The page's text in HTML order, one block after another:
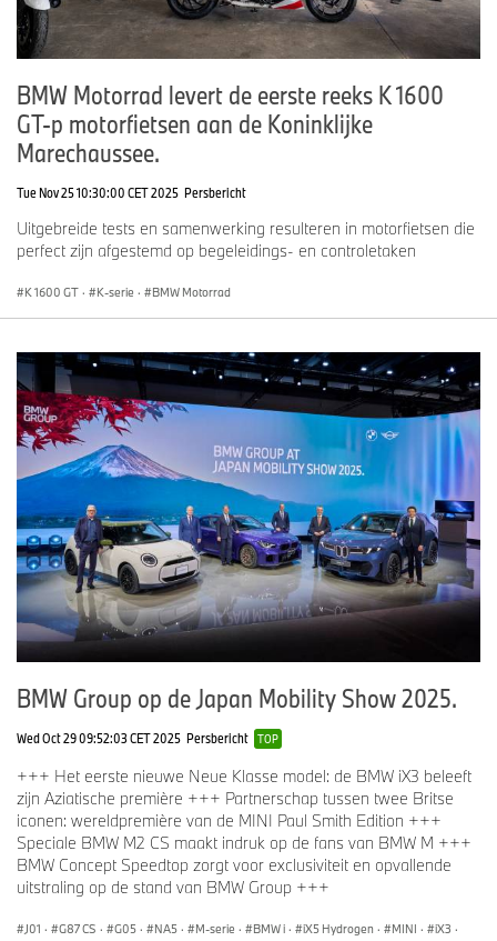
BMW Motorrad levert de eerste reeks K 1600
GT-p motorfietsen aan de Koninklijke
Marechaussee.
Tue Nov 25 10:30:00 CET 2025 Persbericht
Uitgebreide tests en samenwerking resulteren in motorfietsen die
perfect zijn afgestemd op begeleidings- en controletaken
K 1600 GT · K-serie · BMW Motorrad
BMW Group op de Japan Mobility Show 2025.
Wed Oct 29 09:52:03 CET 2025 Persbericht TOP
+++ Het eerste nieuwe Neue Klasse model: de BMW iX3 beleeft
zijn Aziatische première +++ Partnerschap tussen twee Britse
iconen: wereldpremière van de MINI Paul Smith Edition +++
Speciale BMW M2 CS maakt indruk op de fans van BMW M +++
BMW Concept Speedtop zorgt voor exclusiviteit en opvallende
uitstraling op de stand van BMW Group +++
J01 · G87 CS · G05 · NA5 · M-serie · BMW i · iX5 Hydrogen · MINI · iX3 ·